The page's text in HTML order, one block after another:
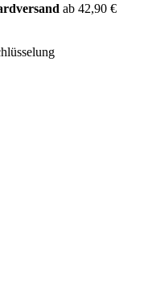
ab 42,90 €